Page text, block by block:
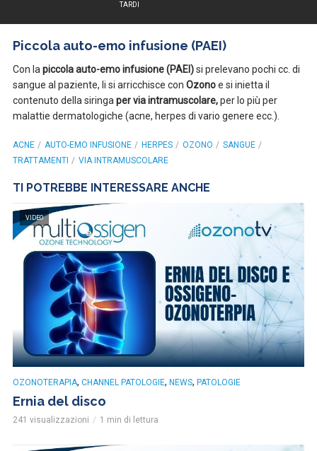
TARDI
Piccola auto-emo infusione (PAEI)
Con la piccola auto-emo infusione (PAEI)si prelevano pochi cc. di
sangue al paziente, li si arricchisce con Ozonoe si inietta il
contenuto della siringa per via intramuscolare,per lo più per
malattie dermatologiche (acne, herpes di vario genere ecc.).
ACNE AUTO-EMO INFUSIONE HERPES OZONO
SANGUE
TRATTAMENTI
VIA INTRAMUSCOLARE
TI POTREBBE INTERESSARE ANCHE
VIDEO
OZONOTERAPIA, CHANNEL PATOLOGIE, NEWS, PATOLOGIE
Ernia del disco
241 visualizzazioni 1 min di lettura